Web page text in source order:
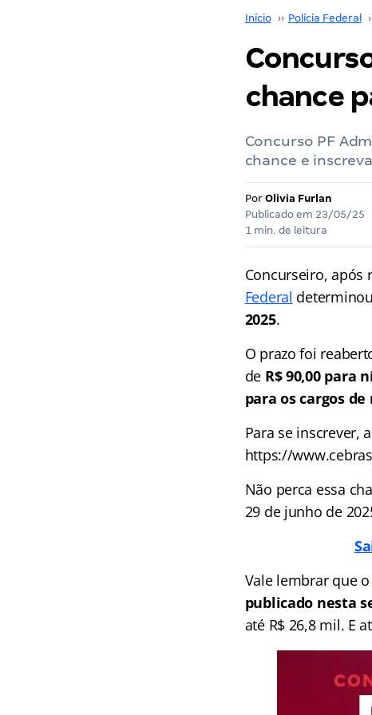
Início ›› Polícia Federal
chance
Concurso PF
chance e
Por Olivia Furlan
Publicado em 23/05/25
1 min. de leitura
Concurseiro, após
Federal
2025.
O prazo foi
de R$ 90,00 para
para os cargos
Para se inscrever,
https://
Não perca essa
29 de junho de
Vale lembrar que
publicado nesta
até R$ 26,8 mil. E